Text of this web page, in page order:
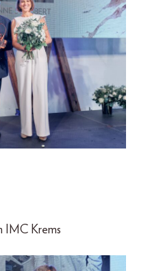
IMC Krems